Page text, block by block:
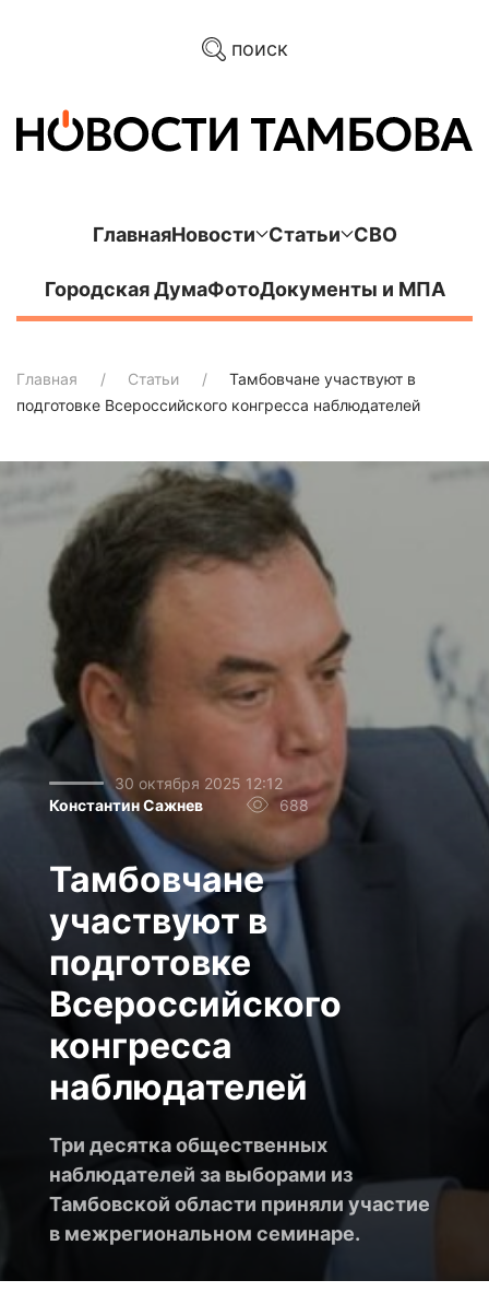
поиск
ГлавнаяНовости Статьи СВО
Городская ДумаФотоДокументы и МПА
Главная Статьи
Тамбовчане участвуют в
подготовке Всероссийского конгресса наблюдателей
30 октября 2025 12:12
Константин Сажнев
688
Тамбовчане
участвуют в
подготовке
Всероссийского
конгресса
наблюдателей
Три десятка общественных
наблюдателей за выборами из
Тамбовской области приняли участие
в межрегиональном семинаре.